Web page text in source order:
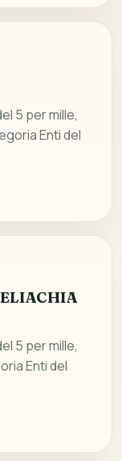
5 per mille,
Enti del
5 per mille,
Enti del